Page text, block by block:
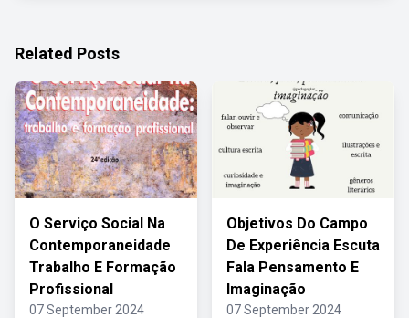
Related Posts
O Serviço Social Na
Contemporaneidade
Trabalho E Formação
Profissional
07 September 2024
Objetivos Do Campo
De Experiência Escuta
Fala Pensamento E
Imaginação
07 September 2024